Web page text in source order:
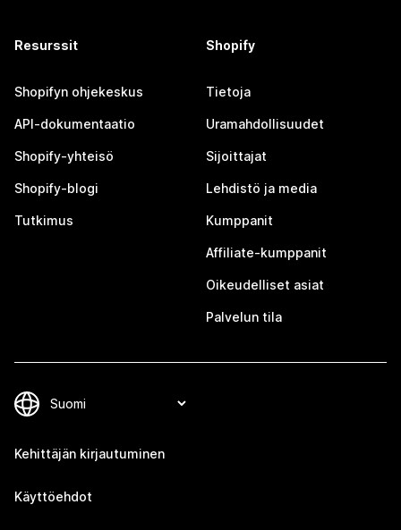
Resurssit
Shopifyn ohjekeskus
API-dokumentaatio
Shopify-yhteisö
Shopify-blogi
Tutkimus
Shopify
Tietoja
Uramahdollisuudet
Sijoittajat
Lehdistö ja media
Kumppanit
Affiliate-kumppanit
Oikeudelliset asiat
Palvelun tila
Kehittäjän kirjautuminen
Käyttöehdot